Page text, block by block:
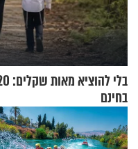
בחינם